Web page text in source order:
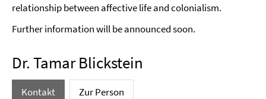
relationship between affective life and colonialism.
Further information will be announced soon.
Dr. Tamar Blickstein
Kontakt Zur Person